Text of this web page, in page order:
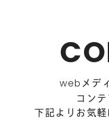
web メデ
コン
下記よりお気軽